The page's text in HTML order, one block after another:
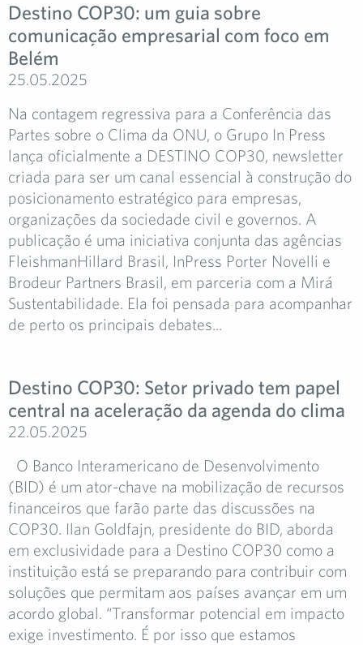
Destino COP30: um guia sobre
comunicação empresarial com foco em
Belém
25.05.2025
Na contagem regressiva para a Conferência das
Partes sobre o Clima da ONU, o Grupo In Press
lança oficialmente a DESTINO COP30, newsletter
criada para ser um canal essencial à construção do
posicionamento estratégico para empresas,
organizações da sociedade civil e governos. A
publicação é uma iniciativa conjunta das agências
FleishmanHillard Brasil, InPress Porter Novelli e
Brodeur Partners Brasil, em parceria com a Mirá
Sustentabilidade. Ela foi pensada para acompanhar
de perto os principais debates...
Destino COP30: Setor privado tem papel
central na aceleração da agenda do clima
22.05.2025
O Banco Interamericano de Desenvolvimento
(BID) é um ator-chave na mobilização de recursos
financeiros que farão parte das discussões na
COP30. Ilan Goldfajn, presidente do BID, aborda
em exclusividade para a Destino COP30 como a
instituição está se preparando para contribuir com
soluções que permitam aos países avançar em um
acordo global. “Transformar potencial em impacto
exige investimento. É por isso que estamos